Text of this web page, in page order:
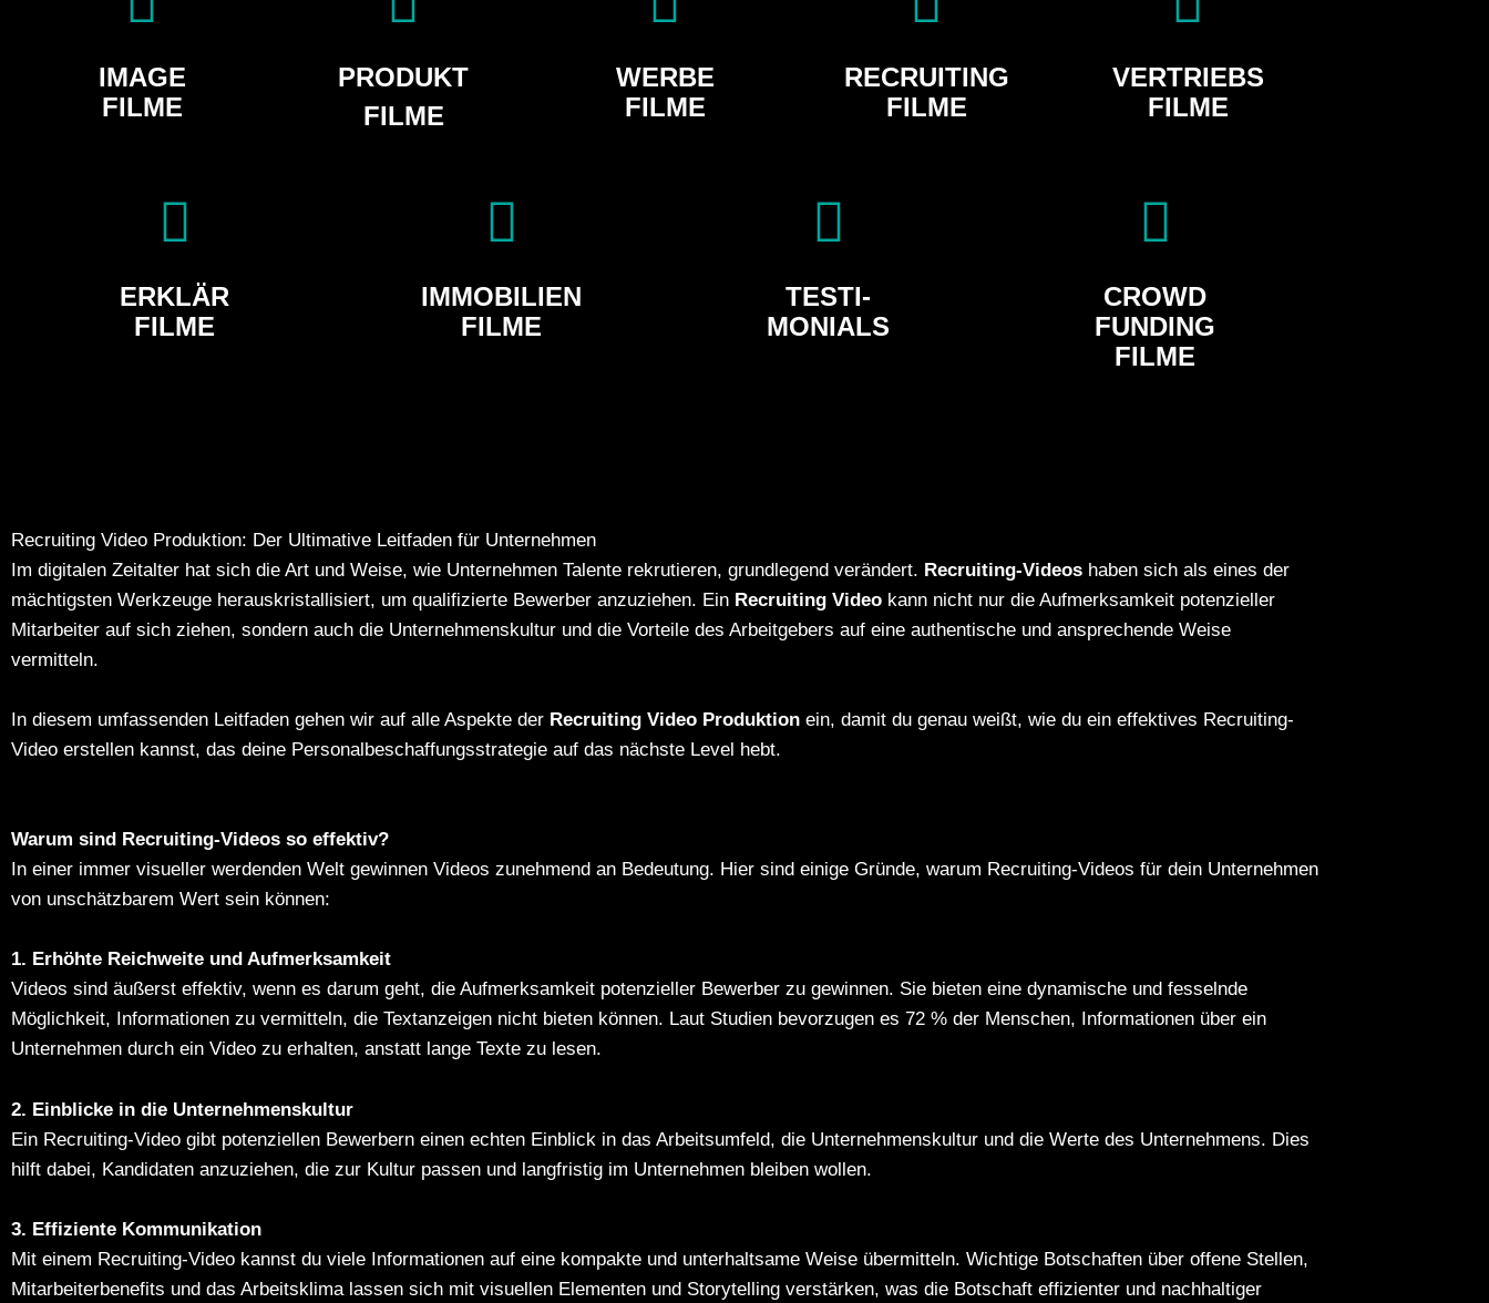
IMAGE
FILME
PRODUKT
FILME
WERBE
FILME
RECRUITING
FILME
VERTRIEBS
FILME
ERKLÄR
FILME
IMMOBILIEN
FILME
TESTI-
MONIALS
CROWD
FUNDING
FILME
Recruiting Video Produktion: Der Ultimative Leitfaden für Unternehmen
Im digitalen Zeitalter hat sich die Art und Weise, wie Unternehmen Talente rekrutieren, grundlegend verändert. Recruiting-Videos haben sich als eines der
mächtigsten Werkzeuge herauskristallisiert, um qualifizierte Bewerber anzuziehen. Ein Recruiting Video kann nicht nur die Aufmerksamkeit potenzieller
Mitarbeiter auf sich ziehen, sondern auch die Unternehmenskultur und die Vorteile des Arbeitgebers auf eine authentische und ansprechende Weise
vermitteln.
In diesem umfassenden Leitfaden gehen wir auf alle Aspekte der Recruiting Video Produktion ein, damit du genau weißt, wie du ein effektives Recruiting-
Video erstellen kannst, das deine Personalbeschaffungsstrategie auf das nächste Level hebt.
Warum sind Recruiting-Videos so effektiv?
In einer immer visueller werdenden Welt gewinnen Videos zunehmend an Bedeutung. Hier sind einige Gründe, warum Recruiting-Videos für dein Unternehmen
von unschätzbarem Wert sein können:
1. Erhöhte Reichweite und Aufmerksamkeit
Videos sind äußerst effektiv, wenn es darum geht, die Aufmerksamkeit potenzieller Bewerber zu gewinnen. Sie bieten eine dynamische und fesselnde
Möglichkeit, Informationen zu vermitteln, die Textanzeigen nicht bieten können. Laut Studien bevorzugen es 72 % der Menschen, Informationen über ein
Unternehmen durch ein Video zu erhalten, anstatt lange Texte zu lesen.
2. Einblicke in die Unternehmenskultur
Ein Recruiting-Video gibt potenziellen Bewerbern einen echten Einblick in das Arbeitsumfeld, die Unternehmenskultur und die Werte des Unternehmens. Dies
hilft dabei, Kandidaten anzuziehen, die zur Kultur passen und langfristig im Unternehmen bleiben wollen.
3. Effiziente Kommunikation
Mit einem Recruiting-Video kannst du viele Informationen auf eine kompakte und unterhaltsame Weise übermitteln. Wichtige Botschaften über offene Stellen,
Mitarbeiterbenefits und das Arbeitsklima lassen sich mit visuellen Elementen und Storytelling verstärken, was die Botschaft effizienter und nachhaltiger